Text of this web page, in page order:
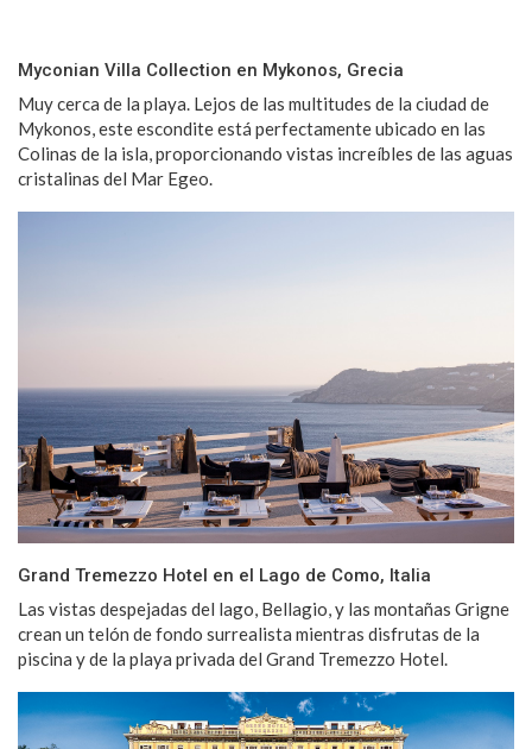
Myconian Villa Collection en Mykonos, Grecia
Muy cerca de la playa. Lejos de las multitudes de la ciudad de
Mykonos, este escondite está perfectamente ubicado en las
Colinas de la isla, proporcionando vistas increíbles de las aguas
cristalinas del Mar Egeo.
Grand Tremezzo Hotel en el Lago de Como, Italia
Las vistas despejadas del lago, Bellagio, y las montañas Grigne
crean un telón de fondo surrealista mientras disfrutas de la
piscina y de la playa privada del Grand Tremezzo Hotel.